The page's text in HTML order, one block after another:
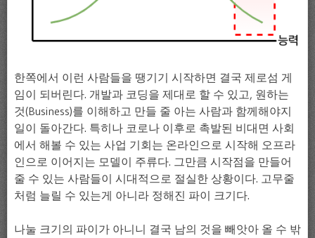
한쪽에서 이런 사람들을 땡기기 시작하면 결국 제로섬 게
임이 되버린다. 개발과 코딩을 제대로 할 수 있고, 원하는
것(Business)를 이해하고 만들 줄 아는 사람과 함께해야지
일이 돌아간다. 특히나 코로나 이후로 촉발된 비대면 사회
에서 해볼 수 있는 사업 기회는 온라인으로 시작해 오프라
인으로 이어지는 모델이 주류다. 그만큼 시작점을 만들어
줄 수 있는 사람들이 시대적으로 절실한 상황이다. 고무줄
처럼 늘릴 수 있는게 아니라 정해진 파이 크기다.
나눌 크기의 파이가 아니니 결국 남의 것을 빼앗아 올 수 밖